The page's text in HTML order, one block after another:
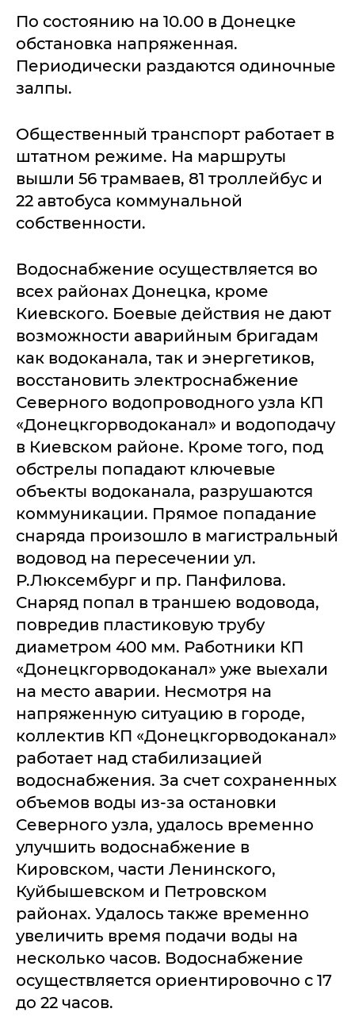
По состоянию на 10.00 в Донецке
обстановка напряженная.
Периодически раздаются одиночные
залпы.
Общественный транспорт работает в
штатном режиме. На маршруты
вышли 56 трамваев, 81 троллейбус и
22 автобуса коммунальной
собственности.
Водоснабжение осуществляется во
всех районах Донецка, кроме
Киевского. Боевые действия не дают
возможности аварийным бригадам
как водоканала, так и энергетиков,
восстановить электроснабжение
Северного водопроводного узла КП
«Донецкгорводоканал» и водоподачу
в Киевском районе. Кроме того, под
обстрелы попадают ключевые
объекты водоканала, разрушаются
коммуникации. Прямое попадание
снаряда произошло в магистральный
водовод на пересечении ул.
Р.Люксембург и пр. Панфилова.
Снаряд попал в траншею водовода,
повредив пластиковую трубу
диаметром 400 мм. Работники КП
«Донецкгорводоканал» уже выехали
на место аварии. Несмотря на
напряженную ситуацию в городе,
коллектив КП «Донецкгорводоканал»
работает над стабилизацией
водоснабжения. За счет сохраненных
объемов воды из-за остановки
Северного узла, удалось временно
улучшить водоснабжение в
Кировском, части Ленинского,
Куйбышевском и Петровском
районах. Удалось также временно
увеличить время подачи воды на
несколько часов. Водоснабжение
осуществляется ориентировочно с 17
до 22 часов.